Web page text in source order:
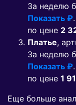
За неделю
Показать ₽
по цене 2
Платье,
За неделю
Показать ₽
по цене 1
Еще больше